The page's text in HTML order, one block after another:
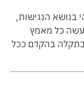
בנושא הנגישות,
כל מאמץ
בתקלה בהקדם ככל